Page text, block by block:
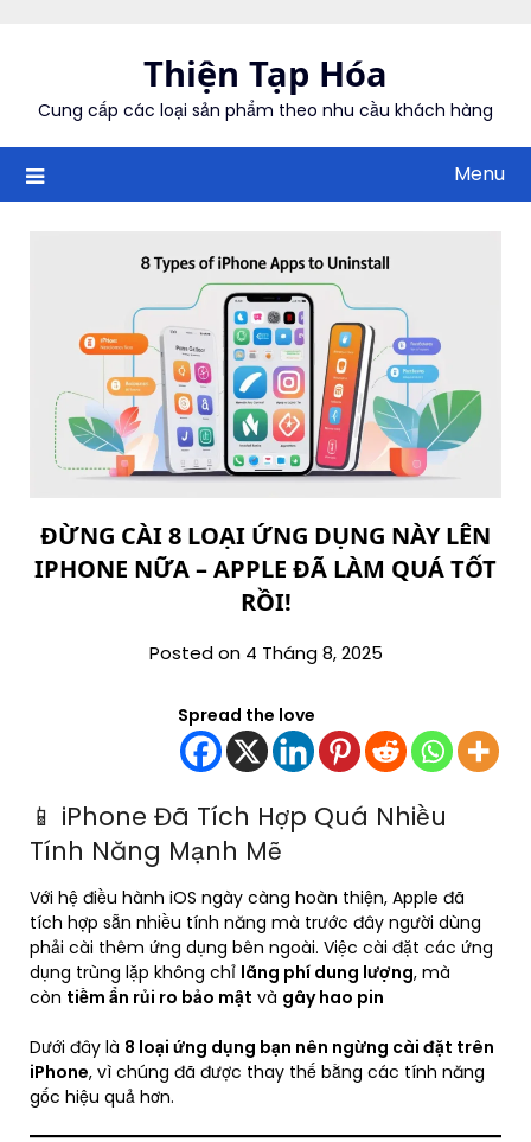
Thiện Tạp Hóa
Cung cấp các loại sản phẩm theo nhu cầu khách hàng
Menu
ĐỪNG CÀI 8 LOẠI ỨNG DỤNG NÀY LÊN
IPHONE NỮA – APPLE ĐÃ LÀM QUÁ TỐT
RỒI!
Posted on 4 Tháng 8, 2025
Spread the love
📱 iPhone Đã Tích Hợp Quá Nhiều
Tính Năng Mạnh Mẽ
Với hệ điều hành iOS ngày càng hoàn thiện, Apple đã
tích hợp sẵn nhiều tính năng mà trước đây người dùng
phải cài thêm ứng dụng bên ngoài. Việc cài đặt các ứng
dụng trùng lặp không chỉ lãng phí dung lượng, mà
còn tiềm ẩn rủi ro bảo mật và gây hao pin
Dưới đây là 8 loại ứng dụng bạn nên ngừng cài đặt trên
iPhone, vì chúng đã được thay thế bằng các tính năng
gốc hiệu quả hơn.